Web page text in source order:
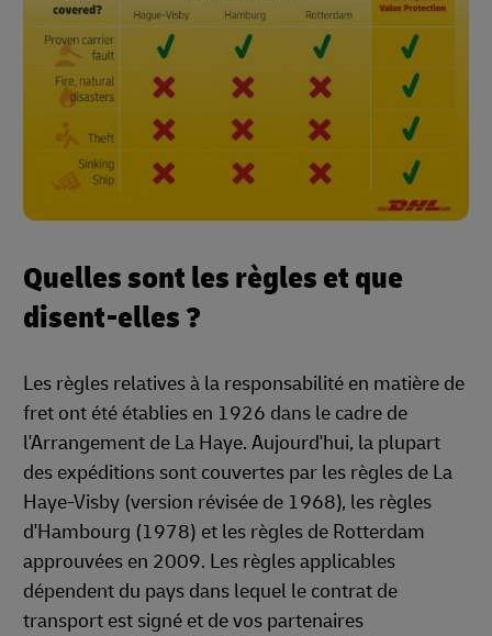
Quelles sont les règles et que
disent-elles ?
Les règles relatives à la responsabilité en matière de
fret ont été établies en 1926 dans le cadre de
l'Arrangement de La Haye. Aujourd'hui, la plupart
des expéditions sont couvertes par les règles de La
Haye-Visby (version révisée de 1968), les règles
d'Hambourg (1978) et les règles de Rotterdam
approuvées en 2009. Les règles applicables
dépendent du pays dans lequel le contrat de
transport est signé et de vos partenaires